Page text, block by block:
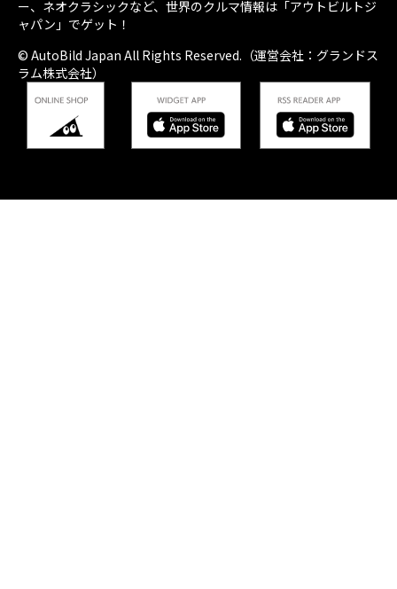
ー、ネオクラシックなど、世界のクルマ情報は「アウトビルトジ
ャパン」でゲット！
© AutoBild Japan All Rights Reserved.（運営会社：グランドス
ラム株式会社）